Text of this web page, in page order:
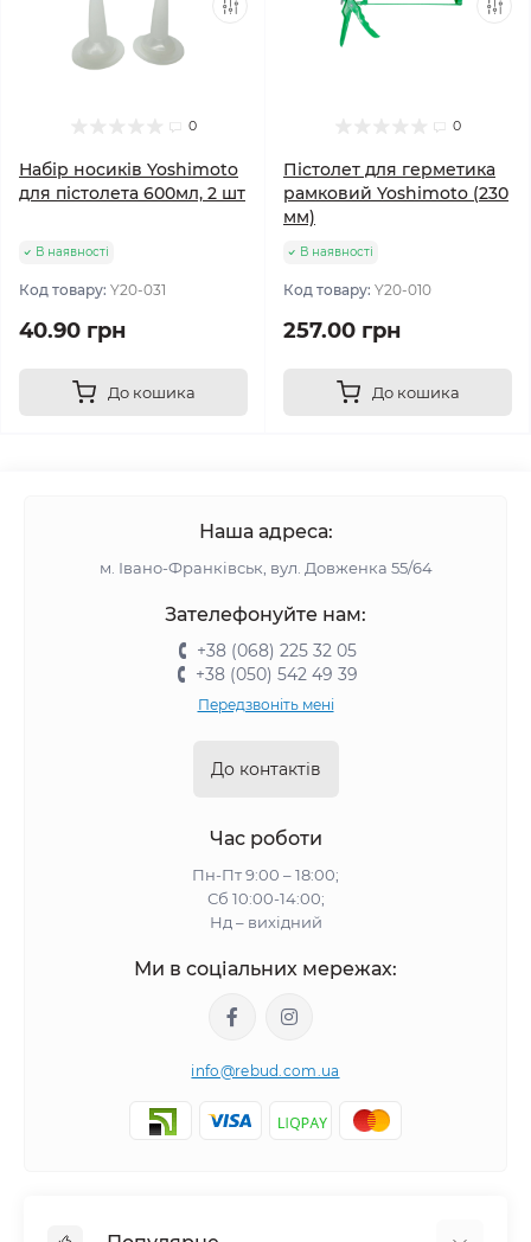
0
Набір носиків Yoshimoto
для пістолета 600мл, 2 шт
В наявності
Код товару: Y20-031
40.90 грн
До кошика
0
Пістолет для герметика
рамковий Yoshimoto (230
мм)
В наявності
Код товару: Y20-010
257.00 грн
До кошика
Наша адреса:
м. Івано-Франківськ, вул. Довженка 55/64
Зателефонуйте нам:
+38 (068) 225 32 05
+38 (050) 542 49 39
Передзвоніть мені
До контактів
Час роботи
Пн-Пт 9:00 – 18:00;
Сб 10:00-14:00;
Нд – вихідний
Ми в соціальних мережах:
info@rebud.com.ua